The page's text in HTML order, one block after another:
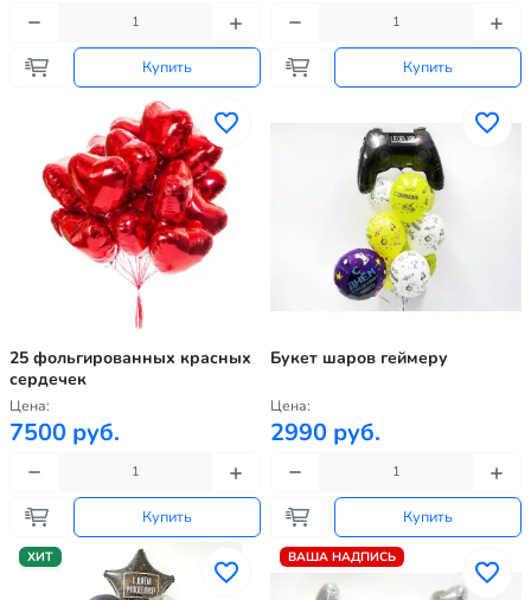
Купить Купить
25 фольгированных красных
сердечек
Цена:
7500 руб.
Купить
Букет шаров геймеру
Цена:
2990 руб.
Купить
ХИТ ВАША НАДПИСЬ